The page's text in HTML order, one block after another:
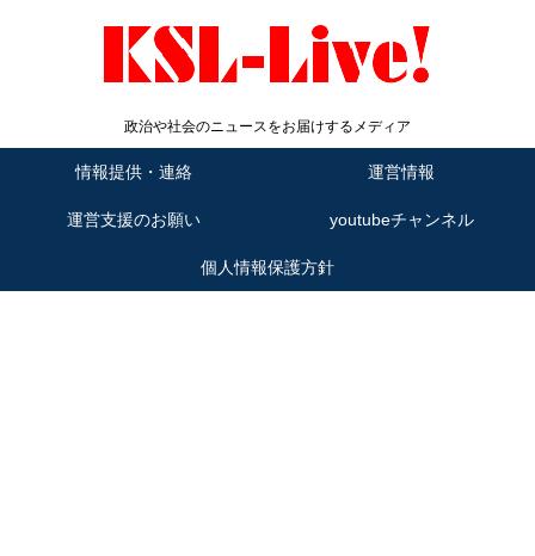
政治や社会のニュースをお届けするメディア
情報提供・連絡 運営情報
運営支援のお願い youtubeチャンネル
個人情報保護方針